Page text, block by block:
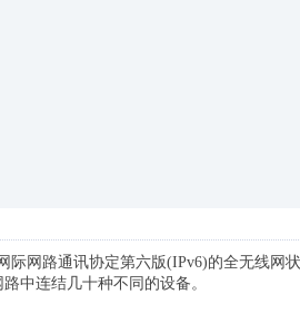
际网路通讯协定第六版(IPv6)的全无线网
中连结几十种不同的设备。